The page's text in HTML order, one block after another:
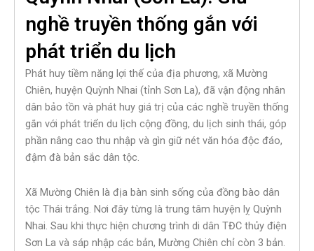
nghề truyền thống gắn với
phát triển du lịch
Phát huy tiềm năng lợi thế của địa phương, xã Mường
Chiên, huyện Quỳnh Nhai (tỉnh Sơn La), đã vận động nhân
dân bảo tồn và phát huy giá trị của các nghề truyền thống
gắn với phát triển du lịch cộng đồng, du lịch sinh thái, góp
phần nâng cao thu nhập và gìn giữ nét văn hóa độc đáo,
đậm đà bản sắc dân tộc.
Xã Mường Chiên là địa bàn sinh sống của đồng bào dân
tộc Thái trắng. Nơi đây từng là trung tâm huyện lỵ Quỳnh
Nhai. Sau khi thực hiện chương trình di dân TĐC thủy điện
Sơn La và sáp nhập các bản, Mường Chiên chỉ còn 3 bản.